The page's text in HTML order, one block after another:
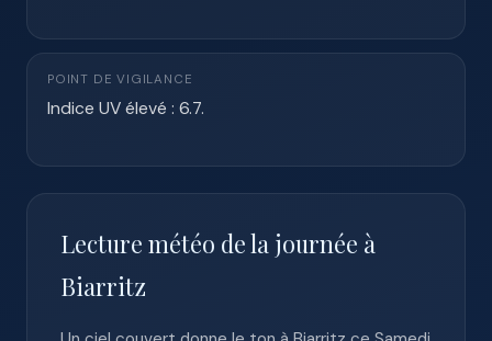
POINT DE VIGILANCE
Indice UV élevé : 6.7.
Lecture météo de la journée à
Biarritz